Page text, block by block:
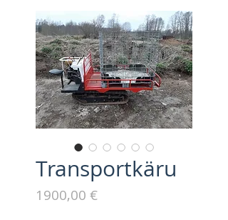
Transportkäru
1900,00 €Price